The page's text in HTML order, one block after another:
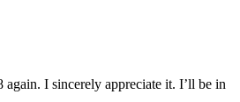
I sincerely appreciate it. I’ll be in